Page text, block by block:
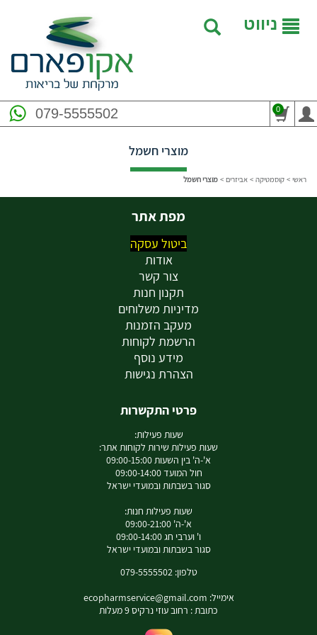
ניווט
079-5555502 0
מוצרי חשמל
ראשי > קוסמטיקה > אביזרים > מוצרי חשמל
מפת אתר
ביטול עסקה
אודות
צור קשר
תקנון חנות
מדיניות משלוחים
מעקב הזמנות
הרשמת לקוחות
מידע נוסף
הצהרת נגישות
פרטי התקשרות
שעות פעילות:
שעות פעילות שירות לקוחות אתר:
א'-ה' בין השעות 09:00-15:00
חול המועד 09:00-14:00
סגור בשבתות ובמועדי ישראל
שעות פעילות חנות:
א'-ה' 09:00-21:00
ו' וערבי חג 09:00-14:00
סגור בשבתות ובמועדי ישראל
טלפון: 079-5555502
אימייל: ecopharmservice@gmail.com
כתובת : רחוב עוזי נרקיס 9 מעלות